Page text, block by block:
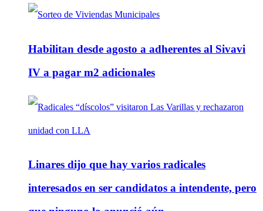
Habilitan desde agosto a adherentes al Sivavi
IV a pagar m2 adicionales
Linares dijo que hay varios radicales
interesados en ser candidatos a intendente, pero